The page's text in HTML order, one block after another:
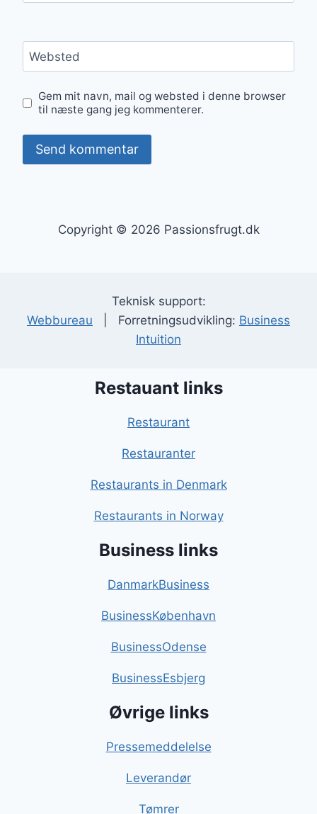
Websted
Gem mit navn, mail og websted i denne browser
til næste gang jeg kommenterer.
Copyright © 2026 Passionsfrugt.dk
Teknisk support:
Webbureau | Forretningsudvikling: Business
Intuition
Restauant links
Restaurant
Restauranter
Restaurants in Denmark
Restaurants in Norway
Business links
DanmarkBusiness
BusinessKøbenhavn
BusinessOdense
BusinessEsbjerg
Øvrige links
Pressemeddelelse
Leverandør
Tømrer